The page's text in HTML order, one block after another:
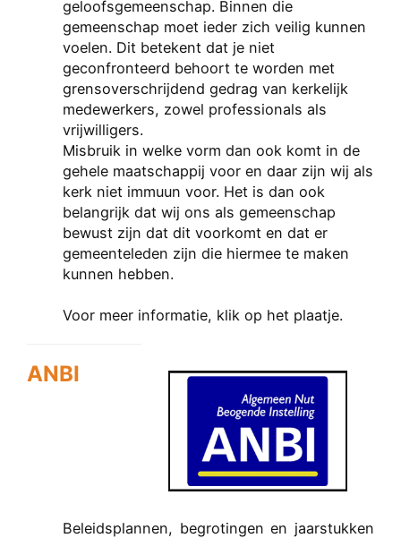
geloofsgemeenschap. Binnen die
gemeenschap moet ieder zich veilig kunnen
voelen. Dit betekent dat je niet
geconfronteerd behoort te worden met
grensoverschrijdend gedrag van kerkelijk
medewerkers, zowel professionals als
vrijwilligers.
Misbruik in welke vorm dan ook komt in de
gehele maatschappij voor en daar zijn wij als
kerk niet immuun voor. Het is dan ook
belangrijk dat wij ons als gemeenschap
bewust zijn dat dit voorkomt en dat er
gemeenteleden zijn die hiermee te maken
kunnen hebben.
Voor meer informatie, klik op het plaatje.
ANBI
Beleidsplannen, begrotingen en jaarstukken